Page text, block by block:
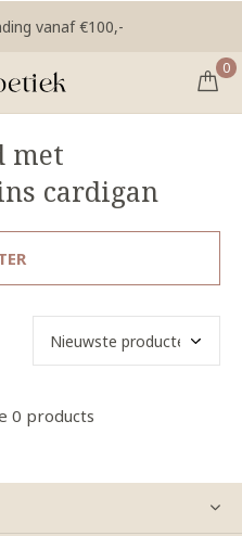
0
vanaf €100,-
met
cardigan
0 products